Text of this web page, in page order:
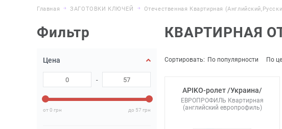
Главная ЗАГОТОВКИ КЛЮЧЕЙ Отечественная Квартирная
Фильтр
Цена
-
от 0 грн до 57 грн
КВАРТИРНАЯ
Сортировать: По популярности По
APIKO-ролет /Украина/
ЕВРОПРОФИЛЬ Квартирная
(английский европрофиль)